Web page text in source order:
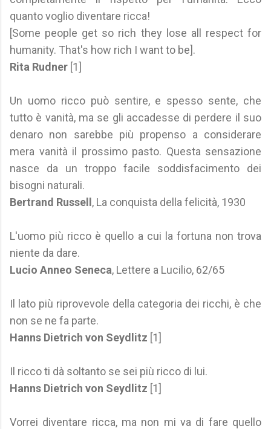
quanto voglio diventare ricca!
[Some people get so rich they lose all respect for
humanity. That's how rich I want to be].
Rita Rudner [1]
Un uomo ricco può sentire, e spesso sente, che
tutto è vanità, ma se gli accadesse di perdere il suo
denaro non sarebbe più propenso a considerare
mera vanità il prossimo pasto. Questa sensazione
nasce da un troppo facile soddisfacimento dei
bisogni naturali.
Bertrand Russell , La conquista della felicità, 1930
L'uomo più ricco è quello a cui la fortuna non trova
niente da dare.
Lucio Anneo Seneca, Lettere a Lucilio, 62/65
Il lato più riprovevole della categoria dei ricchi, è che
non se ne fa parte.
Hanns Dietrich von Seydlitz [1]
Il ricco ti dà soltanto se sei più ricco di lui.
Hanns Dietrich von Seydlitz [1]
Vorrei diventare ricca, ma non mi va di fare quello